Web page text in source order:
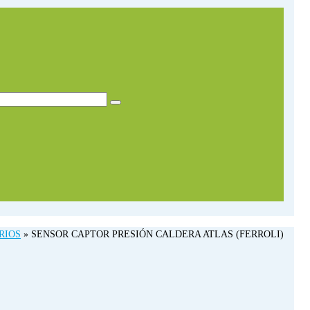
» SENSOR CAPTOR PRESIÓN CALDERA ATLAS (FERROLI)